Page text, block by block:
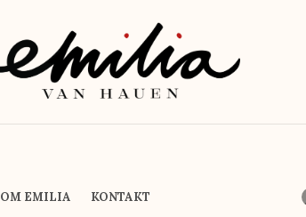
OM EMILIA KONTAKT